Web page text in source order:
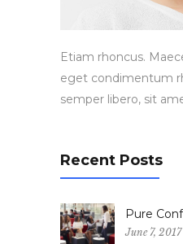
Etiam rhoncus.
eget condimentum
semper libero, sit
Recent Posts
Pure
June 7, 2017